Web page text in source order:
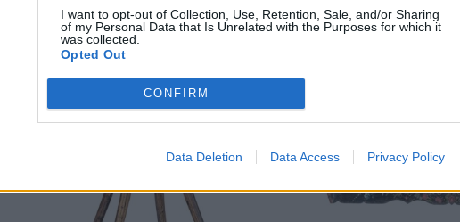
I want to opt-out of Collection, Use, Retention, Sale, and/or Sharing
of my Personal Data that Is Unrelated with the Purposes for which it
was collected.
Opted Out
CONFIRM
Data Deletion Data Access Privacy Policy